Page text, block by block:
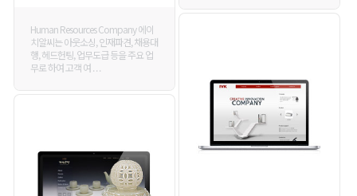
Human Resources Company 에이
치알씨는 아웃소싱, 인재파견, 채용대
행, 헤드헌팅, 업무도급 등을 주요 업
무로 하여 고객 여 . . .